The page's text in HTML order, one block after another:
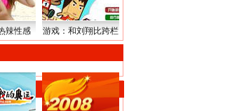
辣性感 游戏：和刘翔比跨栏